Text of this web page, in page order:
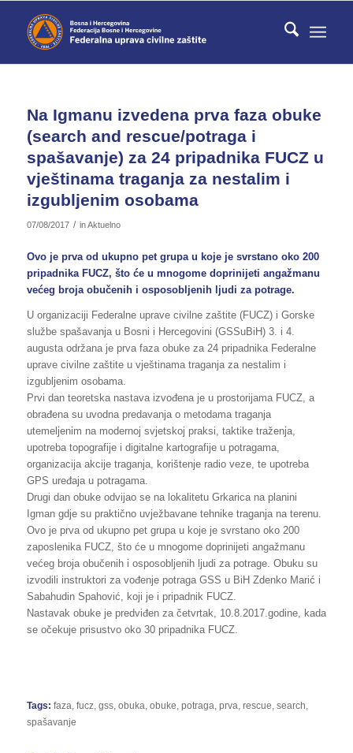
Na Igmanu izvedena prva faza obuke
(search and rescue/potraga i
spašavanje) za 24 pripadnika FUCZ u
vještinama traganja za nestalim i
izgubljenim osobama
07/08/2017 / inAktuelno
Ovo je prva od ukupno pet grupa u koje je svrstano oko 200
pripadnika FUCZ, što će u mnogome doprinijeti angažmanu
većeg broja obučenih i osposobljenih ljudi za potrage.
U organizaciji Federalne uprave civilne zaštite (FUCZ) i Gorske
službe spašavanja u Bosni i Hercegovini (GSSuBiH) 3. i 4.
augusta održana je prva faza obuke za 24 pripadnika Federalne
uprave civilne zaštite u vještinama traganja za nestalim i
izgubljenim osobama.
Prvi dan teoretska nastava izvođena je u prostorijama FUCZ, a
obrađena su uvodna predavanja o metodama traganja
utemeljenim na modernoj svjetskoj praksi, taktike traženja,
upotreba topografije i digitalne kartografije u potragama,
organizacija akcije traganja, korištenje radio veze, te upotreba
GPS uređaja u potragama.
Drugi dan obuke odvijao se na lokalitetu Grkarica na planini
Igman gdje su praktično uvježbavane tehnike traganja na terenu.
Ovo je prva od ukupno pet grupa u koje je svrstano oko 200
zaposlenika FUCZ, što će u mnogome doprinijeti angažmanu
većeg broja obučenih i osposobljenih ljudi za potrage. Obuku su
izvodili instruktori za vođenje potraga GSS u BiH Zdenko Marić i
Sabahudin Spahović, koji je i pripadnik FUCZ.
Nastavak obuke je predviđen za četvrtak, 10.8.2017.godine, kada
se očekuje prisustvo oko 30 pripadnika FUCZ.
Tags: faza fucz, gss, obuka obuke potraga prva rescue search
spašavanje